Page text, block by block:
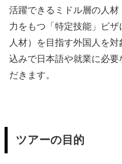
活躍できるミドル層の人
力をもつ「特定技能」ビ
人材）を目指す外国人を
込みで日本語や就業に必
だきます。
ツアーの目的